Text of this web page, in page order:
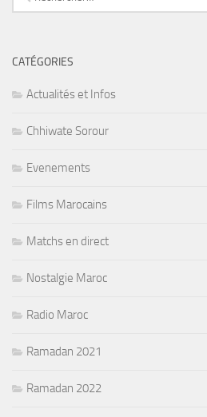
CATÉGORIES
Actualités et Infos
Chhiwate Sorour
Evenements
Films Marocains
Matchs en direct
Nostalgie Maroc
Radio Maroc
Ramadan 2021
Ramadan 2022